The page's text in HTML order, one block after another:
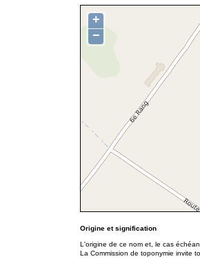
+
−
Origine et signification
L'origine de ce nom et, le cas
La Commission de toponymie invite